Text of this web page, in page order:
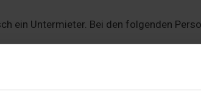
ein Untermieter. Bei den folgenden